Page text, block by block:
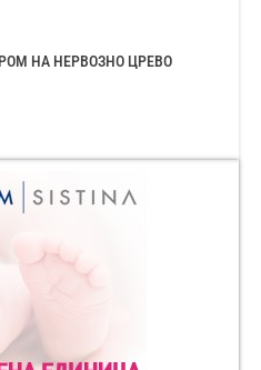
НА НЕРВОЗНО ЦРЕВО